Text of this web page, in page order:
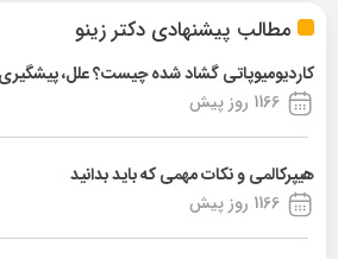
مطالب پیشنهادی دکتر زینو
کاردیومیوپاتی گشاد شده چیست؟ علل،
1166 روز پیش
هیپرکالمی و نکات مهمی که باید بدانید
1166 روز پیش